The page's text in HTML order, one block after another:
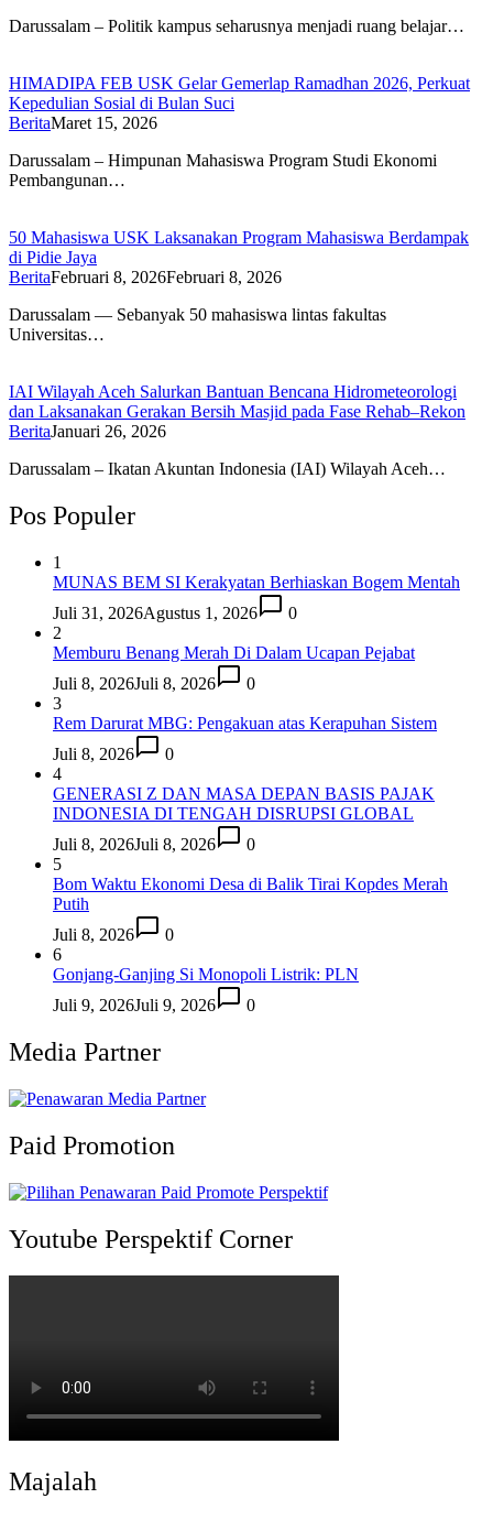
Darussalam – Politik kampus seharusnya menjadi ruang belajar…
HIMADIPA FEB USK Gelar Gemerlap Ramadhan 2026, Perkuat
Kepedulian Sosial di Bulan Suci
BeritaMaret 15, 2026
Darussalam – Himpunan Mahasiswa Program Studi Ekonomi
Pembangunan…
50 Mahasiswa USK Laksanakan Program Mahasiswa Berdampak
di Pidie Jaya
BeritaFebruari 8, 2026Februari 8, 2026
Darussalam — Sebanyak 50 mahasiswa lintas fakultas
Universitas…
IAI Wilayah Aceh Salurkan Bantuan Bencana Hidrometeorologi
dan Laksanakan Gerakan Bersih Masjid pada Fase Rehab–Rekon
BeritaJanuari 26, 2026
Darussalam – Ikatan Akuntan Indonesia (IAI) Wilayah Aceh…
Pos Populer
1
MUNAS BEM SI Kerakyatan Berhiaskan Bogem Mentah
Juli 31, 2026Agustus 1, 2026
0
2
Memburu Benang Merah Di Dalam Ucapan Pejabat
Juli 8, 2026Juli 8, 2026
0
3
Rem Darurat MBG: Pengakuan atas Kerapuhan Sistem
Juli 8, 2026
0
4
GENERASI Z DAN MASA DEPAN BASIS PAJAK
INDONESIA DI TENGAH DISRUPSI GLOBAL
Juli 8, 2026Juli 8, 2026
0
5
Bom Waktu Ekonomi Desa di Balik Tirai Kopdes Merah
Putih
Juli 8, 2026
0
6
Gonjang-Ganjing Si Monopoli Listrik: PLN
Juli 9, 2026Juli 9, 2026 0
Media Partner
Paid Promotion
Youtube Perspektif Corner
Majalah